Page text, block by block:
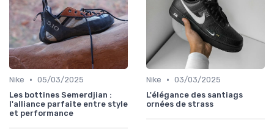
Nike • 05/03/2025
Les bottines Semerdjian :
l'alliance parfaite entre style
et performance
Nike • 03/03/2025
L'élégance des santiags
ornées de strass